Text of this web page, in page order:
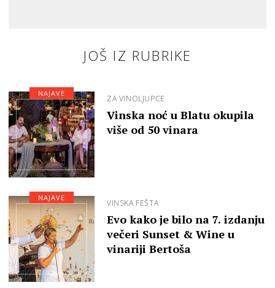
JOŠ IZ RUBRIKE
ZA VINOLJUPCE
Vinska noć u Blatu okupila
više od 50 vinara
NAJAVE
VINSKA FEŠTA
Evo kako je bilo na 7. izdanju
večeri Sunset & Wine u
vinariji Bertoša
NAJAVE